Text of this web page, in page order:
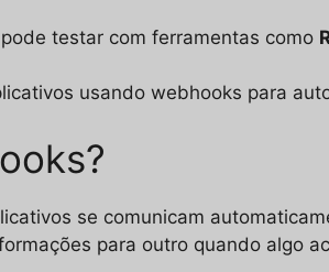
testar com ferramentas como
usando webhooks para
se comunicam
para outro quando algo